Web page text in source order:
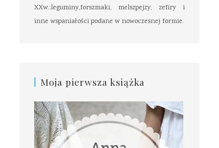
XXw.:leguminy,forszmaki, melszpejzy, zefiry i
inne wspaniałości podane w nowoczesnej formie.
Moja pierwsza książka